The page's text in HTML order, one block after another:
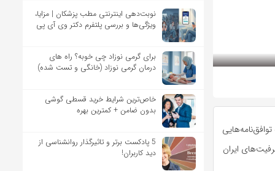
ایران
نوبت‌دهی اینترنتی مطب پزشکان | مزایا،
ویژگی‌ها و بررسی پلتفرم دکتر وی آی پی
برای گرمی نوزاد چی خوبه؟ راه های
درمان گرمی نوزاد (خانگی و تست شده)
خاص‌ترین شرایط خرید قسطی گوشی
بدون ضامن + کمترین بهره
5 پادکست برتر و تاثیرگذار روانشناسی از
دید کاربران!